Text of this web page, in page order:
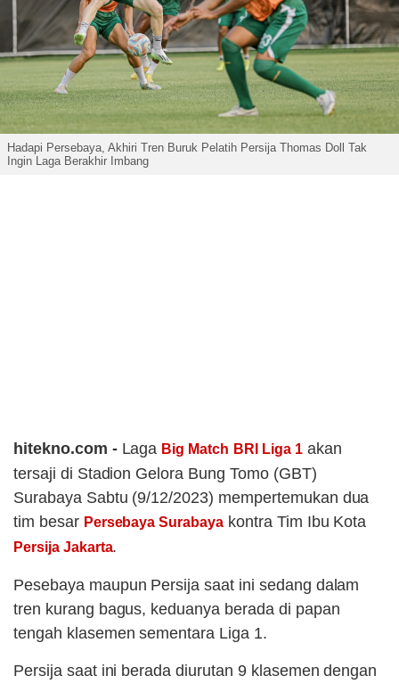
Hadapi Persebaya, Akhiri Tren Buruk Pelatih Persija Thomas Doll Tak
Ingin Laga Berakhir Imbang
hitekno.com - Laga Big Match BRI Liga 1akan
tersaji di Stadion Gelora Bung Tomo (GBT)
Surabaya Sabtu (9/12/2023) mempertemukan dua
tim besar Persebaya Surabaya kontra Tim Ibu Kota
Persija Jakarta.
Pesebaya maupun Persija saat ini sedang dalam
tren kurang bagus, keduanya berada di papan
tengah klasemen sementara Liga 1.
Persija saat ini berada diurutan 9 klasemen dengan